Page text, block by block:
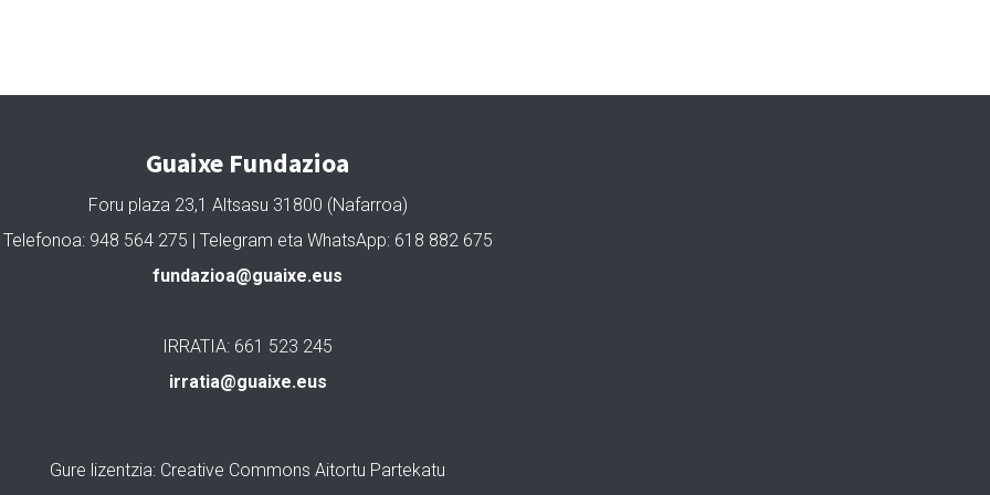
Guaixe Fundazioa
Foru plaza 23,1 Altsasu 31800 (Nafarroa)
Telefonoa: 948 564 275 | Telegram eta WhatsApp: 618 882 675
fundazioa@guaixe.eus
IRRATIA: 661 523 245
irratia@guaixe.eus
Gure lizentzia: Creative Commons Aitortu Partekatu